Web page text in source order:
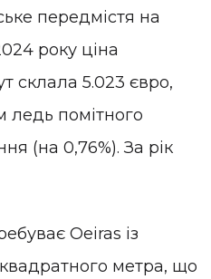
передмістя на
року ціна
склала 5.023 євро,
ледь помітного
(на 0,76%). За рік
Oeiras із
метра, що